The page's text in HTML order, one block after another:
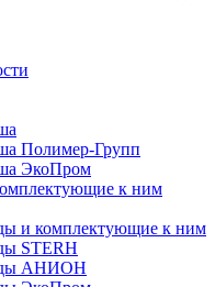
Полимер-Групп
ЭкоПром
к ним
и комплектующие к ним
STERH
АНИОН